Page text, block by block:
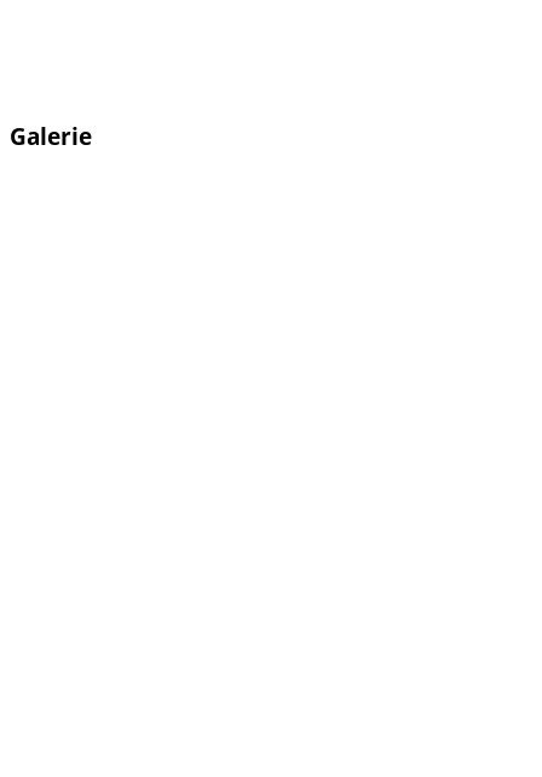
Galerie